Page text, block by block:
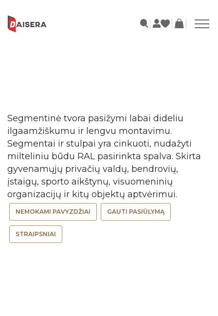
Segmentinė tvora pasižymi labai dideliu
ilgaamžiškumu ir lengvu montavimu.
Segmentai ir stulpai yra cinkuoti, nudažyti
milteliniu būdu RAL pasirinkta spalva. Skirta
gyvenamųjų privačių valdų, bendrovių,
įstaigų, sporto aikštynų, visuomeninių
NEMOKAMI PAVYZDŽIAI GAUTI PASIŪLYMĄ
STRAIPSNIAI